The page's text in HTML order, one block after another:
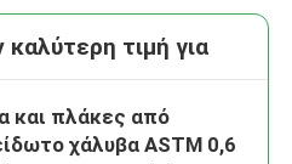
τιμή για
και πλάκες από
χάλυβα ASTM 0,6